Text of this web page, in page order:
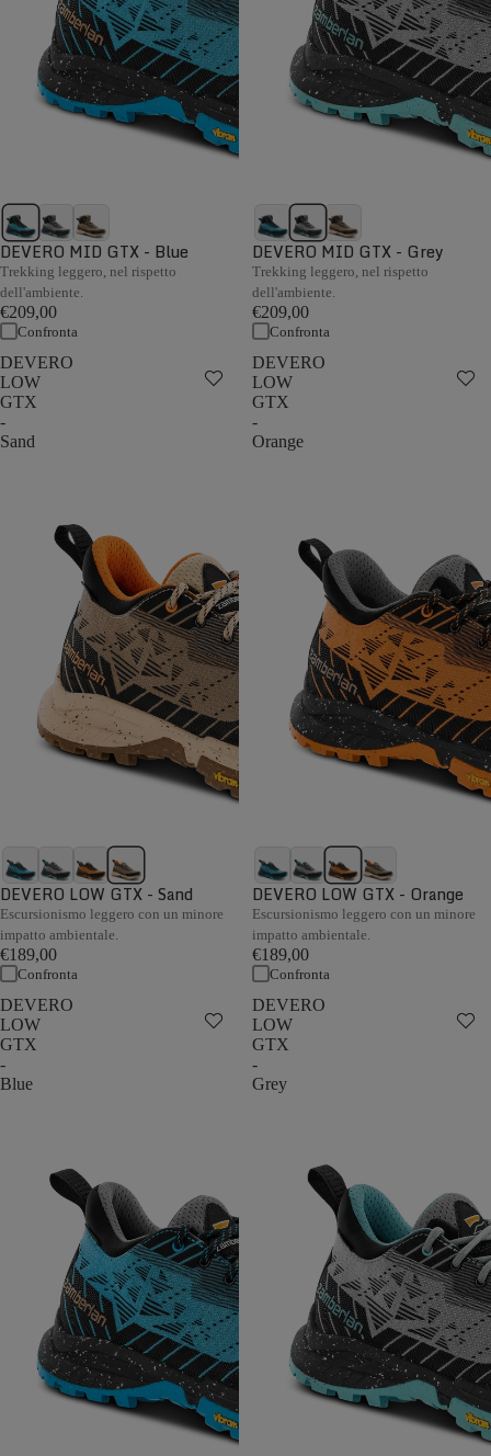
DEVERO MID GTX - Blue
Trekking leggero, nel rispetto
dell'ambiente.
€209,00
Confronta
DEVERO MID GTX - Grey
Trekking leggero, nel rispetto
dell'ambiente.
€209,00
Confronta
DEVERO
LOW
GTX
-
Sand
DEVERO LOW GTX - Sand
Escursionismo leggero con un minore
impatto ambientale.
€189,00
Confronta
DEVERO
LOW
GTX
-
Orange
DEVERO LOW GTX - Orange
Escursionismo leggero con un minore
impatto ambientale.
€189,00
Confronta
DEVERO
LOW
GTX
-
Blue
DEVERO
LOW
GTX
-
Grey